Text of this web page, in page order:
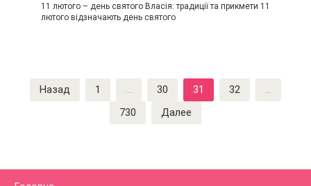
11 лютого – день святого Власія: традиції та прикмети 11
лютого відзначають день святого
Пагинация
записей
Назад 1 … 30 31 32
…
730
Далее